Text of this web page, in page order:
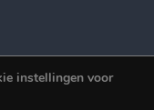
instellingen voor